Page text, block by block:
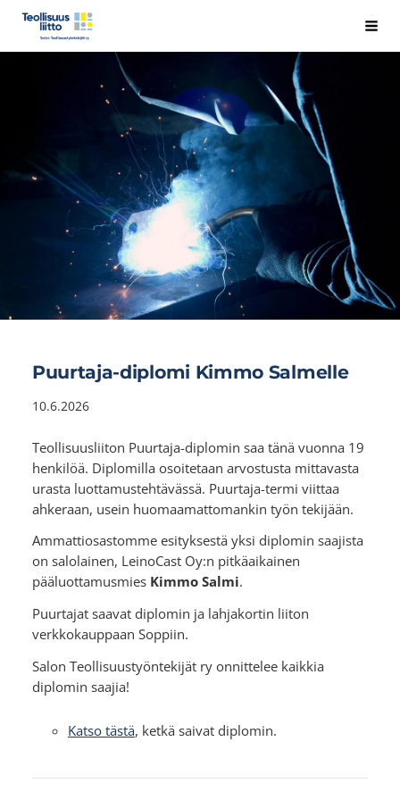
Siirry
sivun
Salon Teollisuustyöntekijät ry
Puurtaja-diplomi Kimmo Salmelle
10.6.2026
Teollisuusliiton Puurtaja-diplomin saa tänä vuonna 19
henkilöä. Diplomilla osoitetaan arvostusta mittavasta
urasta luottamustehtävässä. Puurtaja-termi viittaa
ahkeraan, usein huomaamattomankin työn tekijään.
Ammattiosastomme esityksestä yksi diplomin saajista
on salolainen, LeinoCast Oy:n pitkäaikainen
pääluottamusmies Kimmo Salmi.
Puurtajat saavat diplomin ja lahjakortin liiton
verkkokauppaan Soppiin.
Salon Teollisuustyöntekijät ry onnittelee kaikkia
diplomin saajia!
Katso tästä, ketkä saivat diplomin.